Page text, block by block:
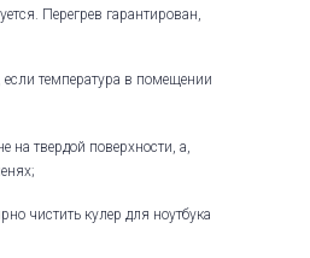
Перегрев гарантирован,
если температура в помещении
на твердой поверхности, а,
чистить кулер для ноутбука